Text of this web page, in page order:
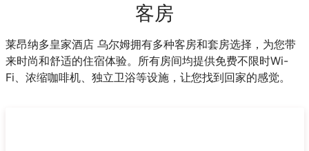
客房
莱昂纳多皇家酒店 乌尔姆拥有多种客房和套房选择，为您带
来时尚和舒适的住宿体验。所有房间均提供免费不限时Wi-
Fi、浓缩咖啡机、独立卫浴等设施，让您找到回家的感觉。